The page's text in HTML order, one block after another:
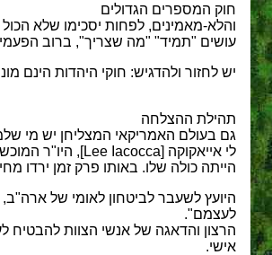
חוק המספרים הגדולים
והלא-מאמינים, לפחות יסכימו שלא
עושים "תמיד" "מה שצריך", ברוב
יש לחזור ולהדגיש: חוקי היהדות הינם
תהילת ההצלחה
גם בעולם האמריקאי המצליחן יש מי
הייתה כולה שלו. באותו פרק זמן ירדו
היועץ לשעבר לביטחון לאומי של
לעצמם".
הרצון והדאגה של אנשי הצוות להבטיח
אישי.